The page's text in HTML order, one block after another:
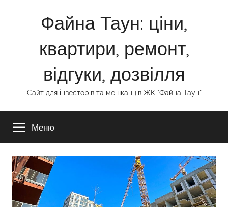
Файна Таун: ціни,
квартири, ремонт,
відгуки, дозвілля
Сайт для інвесторів та мешканців ЖК "Файна Таун"
Меню